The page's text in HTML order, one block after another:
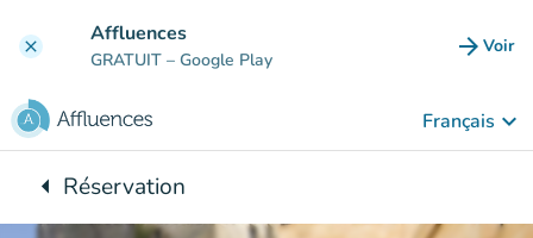
clear Affluences
GRATUIT – Google Play arrow_forward Voir
Français keyboard_arrow_down
arrow_leftRetour à :
Réservation